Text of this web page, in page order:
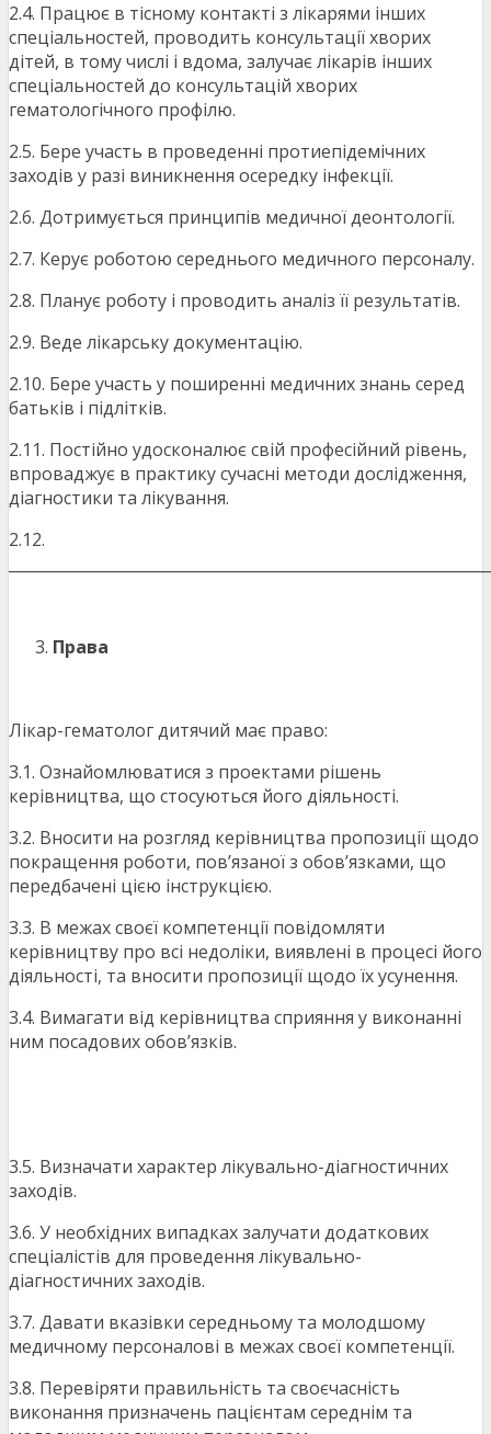
2.4. Працює в тісному контакті з лікарями інших
спеціальностей, проводить консультації хворих
дітей, в тому числі і вдома, залучає лікарів інших
спеціальностей до консультацій хворих
гематологічного профілю.
2.5. Бере участь в проведенні протиепідемічних
заходів у разі виникнення осередку інфекції.
2.6. Дотримується принципів медичної деонтології.
2.7. Керує роботою середнього медичного персоналу.
2.8. Планує роботу і проводить аналіз її результатів.
2.9. Веде лікарську документацію.
2.10. Бере участь у поширенні медичних знань серед
батьків і підлітків.
2.11. Постійно удосконалює свій професійний рівень,
впроваджує в практику сучасні методи дослідження,
діагностики та лікування.
2.12.
Права
Лікар-гематолог дитячий має право:
3.1. Ознайомлюватися з проектами рішень
керівництва, що стосуються його діяльності.
3.2. Вносити на розгляд керівництва пропозиції щодо
покращення роботи, пов’язаної з обов’язками, що
передбачені цією інструкцією.
3.3. В межах своєї компетенції повідомляти
керівництву про всі недоліки, виявлені в процесі його
діяльності, та вносити пропозиції щодо їх усунення.
3.4. Вимагати від керівництва сприяння у виконанні
ним посадових обов’язків.
3.5. Визначати характер лікувально-діагностичних
заходів.
3.6. У необхідних випадках залучати додаткових
спеціалістів для проведення лікувально-
діагностичних заходів.
3.7. Давати вказівки середньому та молодшому
медичному персоналові в межах своєї компетенції.
3.8. Перевіряти правильність та своєчасність
виконання призначень пацієнтам середнім та